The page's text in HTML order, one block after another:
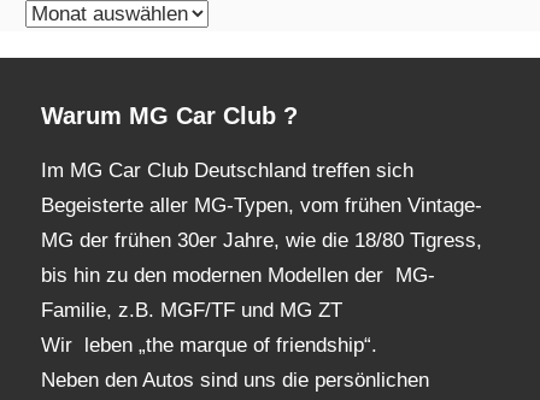
monatliches
Warum MG Car Club ?
Im MG Car Club Deutschland treffen sich
Begeisterte aller MG-Typen, vom frühen Vintage-
MG der frühen 30er Jahre, wie die 18/80 Tigress,
bis hin zu den modernen Modellen der MG-
Familie, z.B. MGF/TF und MG ZT
Wir leben „the marque of friendship“.
Neben den Autos sind uns die persönlichen